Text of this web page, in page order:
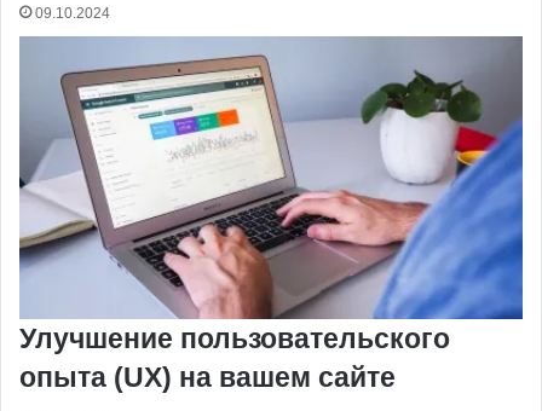
09.10.2024
Улучшение пользовательского
опыта (UX) на вашем сайте